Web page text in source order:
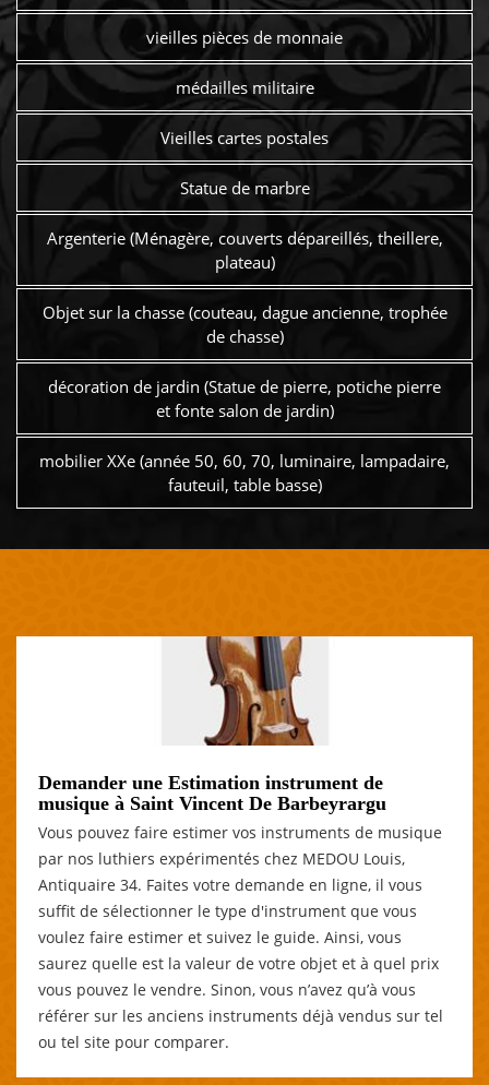
vieilles pièces de monnaie
médailles militaire
Vieilles cartes postales
Statue de marbre
Argenterie (Ménagère, couverts dépareillés, theillere,
plateau)
Objet sur la chasse (couteau, dague ancienne, trophée
de chasse)
décoration de jardin (Statue de pierre, potiche pierre
et fonte salon de jardin)
mobilier XXe (année 50, 60, 70, luminaire, lampadaire,
fauteuil, table basse)
Demander une Estimation instrument de
musique à Saint Vincent De Barbeyrargu
Vous pouvez faire estimer vos instruments de musique
par nos luthiers expérimentés chez MEDOU Louis,
Antiquaire 34. Faites votre demande en ligne, il vous
suffit de sélectionner le type d'instrument que vous
voulez faire estimer et suivez le guide. Ainsi, vous
saurez quelle est la valeur de votre objet et à quel prix
vous pouvez le vendre. Sinon, vous n’avez qu’à vous
référer sur les anciens instruments déjà vendus sur tel
ou tel site pour comparer.